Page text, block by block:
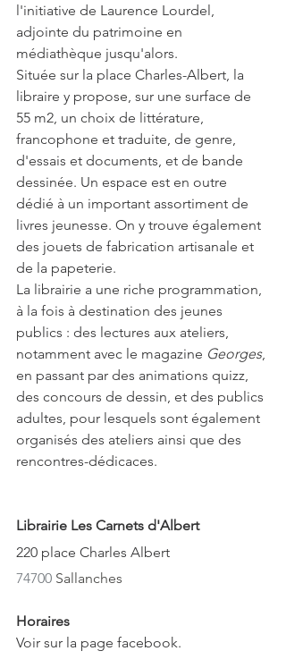
l'initiative de Laurence Lourdel,
adjointe du patrimoine en
médiathèque jusqu'alors.
Située sur la place Charles-Albert, la
libraire y propose, sur une surface de
55 m2, un choix de littérature,
francophone et traduite, de genre,
d'essais et documents, et de bande
dessinée. Un espace est en outre
dédié à un important assortiment de
livres jeunesse. On y trouve également
des jouets de fabrication artisanale et
de la papeterie.
La librairie a une riche programmation,
à la fois à destination des jeunes
publics : des lectures aux ateliers,
notamment avec le magazine Georges,
en passant par des animations quizz,
des concours de dessin, et des publics
adultes, pour lesquels sont également
organisés des ateliers ainsi que des
rencontres-dédicaces.
Librairie Les Carnets d'Albert
220 place Charles Albert
74700 Sallanches
Horaires
Voir sur la page facebook.